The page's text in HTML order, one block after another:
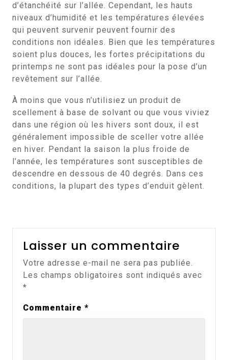
d’étanchéité sur l’allée. Cependant, les hauts
niveaux d’humidité et les températures élevées
qui peuvent survenir peuvent fournir des
conditions non idéales. Bien que les températures
soient plus douces, les fortes précipitations du
printemps ne sont pas idéales pour la pose d’un
revêtement sur l’allée.
À moins que vous n’utilisiez un produit de
scellement à base de solvant ou que vous viviez
dans une région où les hivers sont doux, il est
généralement impossible de sceller votre allée
en hiver. Pendant la saison la plus froide de
l’année, les températures sont susceptibles de
descendre en dessous de 40 degrés. Dans ces
conditions, la plupart des types d’enduit gèlent.
Laisser un commentaire
Votre adresse e-mail ne sera pas publiée.
Les champs obligatoires sont indiqués avec
*
Commentaire *